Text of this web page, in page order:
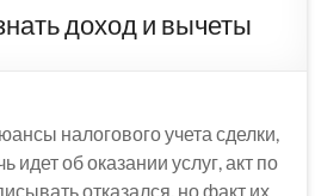
доход и вычеты
налогового учета сделки,
идет об оказании услуг, акт по
отказался, но факт их